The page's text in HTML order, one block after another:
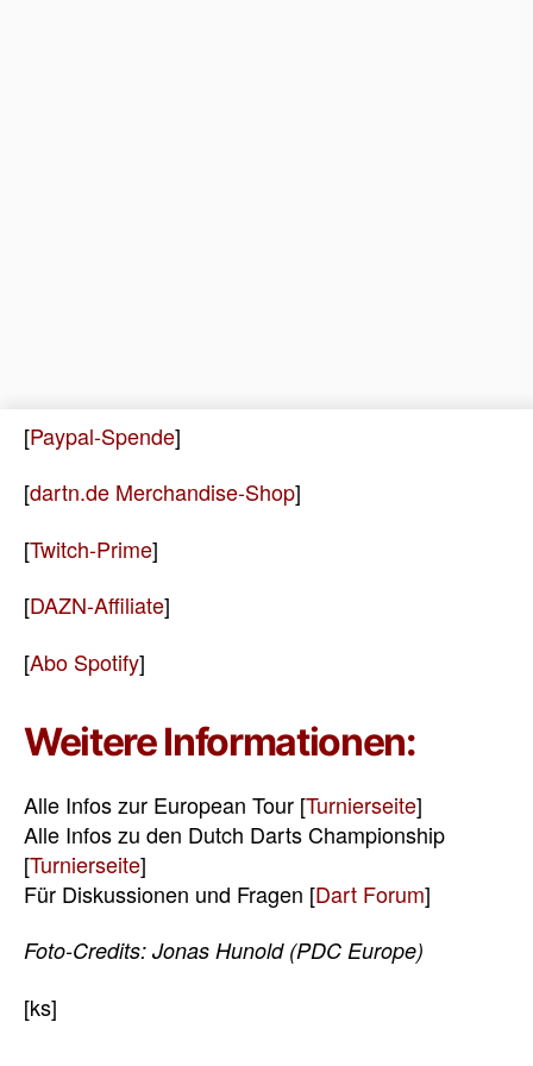
[Paypal-Spende]
[dartn.de Merchandise-Shop]
[Twitch-Prime]
[DAZN-Affiliate]
[Abo Spotify]
Weitere Informationen:
Alle Infos zur European Tour [Turnierseite]
Alle Infos zu den Dutch Darts Championship
[Turnierseite]
Für Diskussionen und Fragen [Dart Forum]
Foto-Credits: Jonas Hunold (PDC Europe)
[ks]